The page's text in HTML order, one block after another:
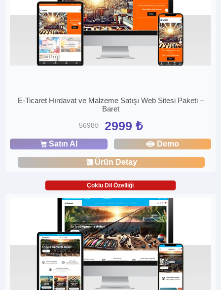
E-Ticaret Hırdavat ve Malzeme Satışı Web Sitesi Paketi –
Baret
5698₺ 2999 ₺
Satın Al Demo
Ürün Detay
Çoklu Dil Özelliği